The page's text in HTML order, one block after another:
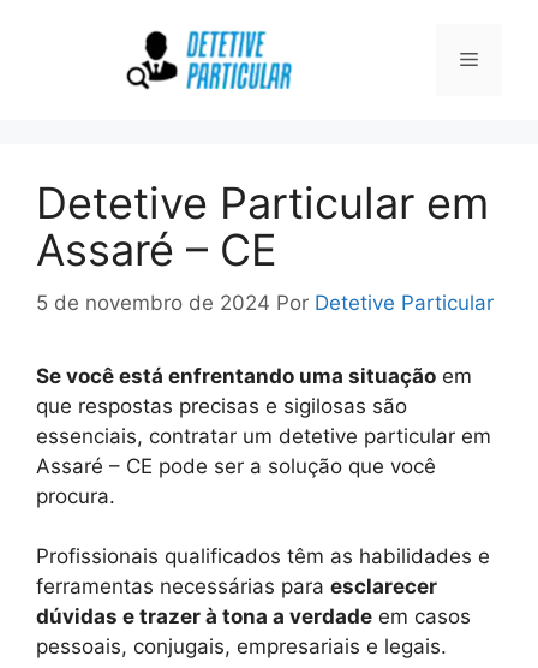
Menu
Detetive Particular em
Assaré – CE
5 de novembro de 2024 Por Detetive Particular
Se você está enfrentando uma situação em
que respostas precisas e sigilosas são
essenciais, contratar um detetive particular em
Assaré – CE pode ser a solução que você
procura.
Profissionais qualificados têm as habilidades e
ferramentas necessárias para esclarecer
dúvidas e trazer à tona a verdade em casos
pessoais, conjugais, empresariais e legais.